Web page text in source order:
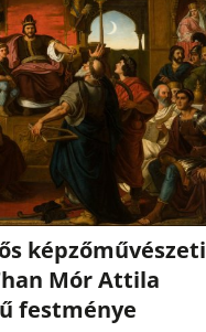
képzőművészeti
Mór Attila
festménye